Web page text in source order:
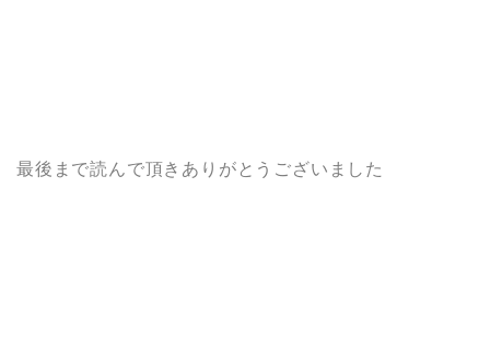
最後まで読んで頂きありがとうございました